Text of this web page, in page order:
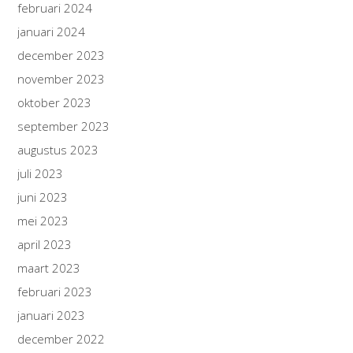
februari 2024
januari 2024
december 2023
november 2023
oktober 2023
september 2023
augustus 2023
juli 2023
juni 2023
mei 2023
april 2023
maart 2023
februari 2023
januari 2023
december 2022